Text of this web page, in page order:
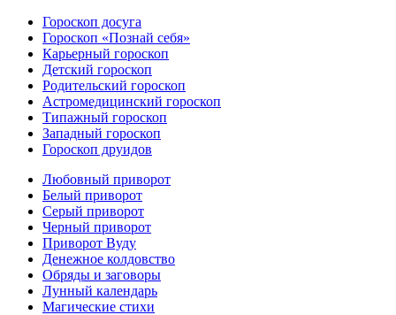
Гороскоп досуга
Гороскоп «Познай себя»
Карьерный гороскоп
Детский гороскоп
Родительский гороскоп
Астромедицинский гороскоп
Типажный гороскоп
Западный гороскоп
Гороскоп друидов
Любовный приворот
Белый приворот
Серый приворот
Черный приворот
Приворот Вуду
Денежное колдовство
Обряды и заговоры
Лунный календарь
Магические стихи